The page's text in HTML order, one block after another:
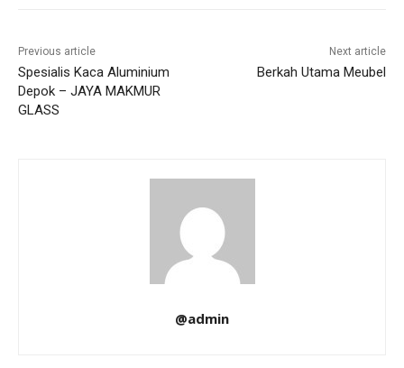
Previous article
Spesialis Kaca Aluminium
Depok – JAYA MAKMUR
GLASS
Next article
Berkah Utama Meubel
@admin